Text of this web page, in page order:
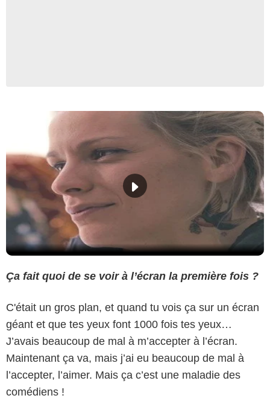
Ça fait quoi de se voir à l’écran la première fois ?
C'était un gros plan, et quand tu vois ça sur un écran
géant et que tes yeux font 1000 fois tes yeux…
J’avais beaucoup de mal à m’accepter à l’écran.
Maintenant ça va, mais j’ai eu beaucoup de mal à
l’accepter, l’aimer. Mais ça c’est une maladie des
comédiens !